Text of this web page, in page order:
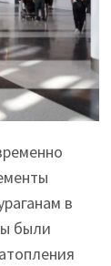
в
были